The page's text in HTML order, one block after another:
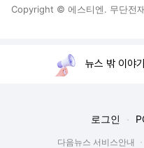
Copyright © 에스티엔. 무단전
뉴스 밖 이야
로그인
다음뉴스 서비스안내